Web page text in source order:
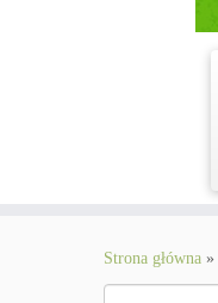
Strona główna »